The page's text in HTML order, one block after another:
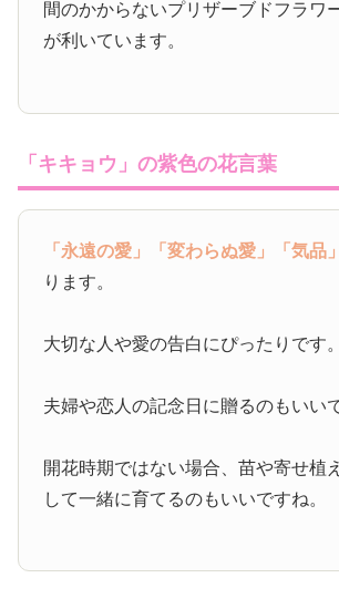
間のかからないプリザーブドフラワ
が利いています。
「キキョウ」の紫色の花言葉
「永遠の愛」 「変わらぬ愛」 「気品」
ります。
大切な人や愛の告白にぴったりです。
夫婦や恋人の記念日に贈るのもいい
開花時期ではない場合、苗や寄せ植
して一緒に育てるのもいいですね。